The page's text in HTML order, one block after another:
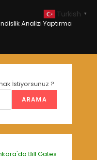
Analizi Yaptırma
İstiyorsunuz ?
ARAMA
Bill Gates
Turkish ▼